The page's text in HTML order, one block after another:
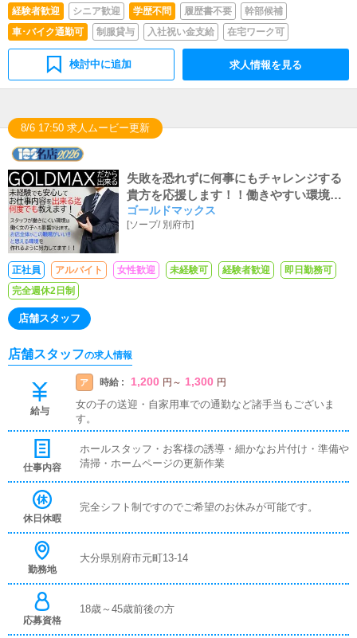
経験者歓迎
シニア歓迎 学歴不問 履歴書不要
幹部候補
車･バイク通勤可
制服貸与 入社祝い金支給 在宅ワーク可
検討中に追加 求人情報を見る
8/6 17:50 求人ムービー更新
失敗を恐れずに何事にもチャレンジする
貴方を応援します！！働きやすい環境で
共に職場を作りましょう！！アルバイト
時給も『県内最高値1300円～可能！！』
しい先輩がご指導します♬
ゴールドマックス
[ソープ/ 別府市]
正社員 アルバイト 女性歓迎 未経験可 経験者歓迎
即日勤務可
完全週休2日制
店舗スタッフ
店舗スタッフの求人情報
給与
ア 時給 : 1,200 円 ～ 1,300 円
女の子の送迎・自家用車での通勤など諸手当もございま
す。
仕事内容
ホールスタッフ・お客様の誘導・細かなお片付け・準備や
清掃・ホームページの更新作業
休日休暇
完全シフト制ですのでご希望のお休みが可能です。
勤務地
大分県別府市元町13-14
応募資格
18歳～45歳前後の方